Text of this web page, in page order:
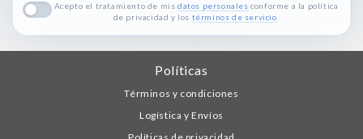
Acepto el tratamiento de mis datos personales conforme a la política
de privacidad y los términos de servicio
Políticas
Términos y condiciones
Logística y Envíos